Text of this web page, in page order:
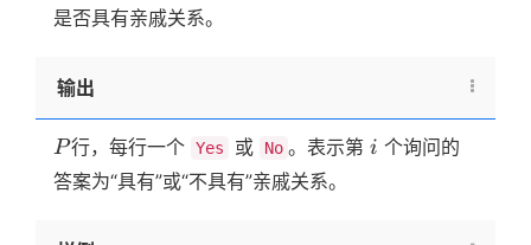
是否具有亲戚关系。
输出
P
P行，每行一个 Yes 或 No 。表示第 i
i 个询问的
答案为“具有”或“不具有”亲戚关系。